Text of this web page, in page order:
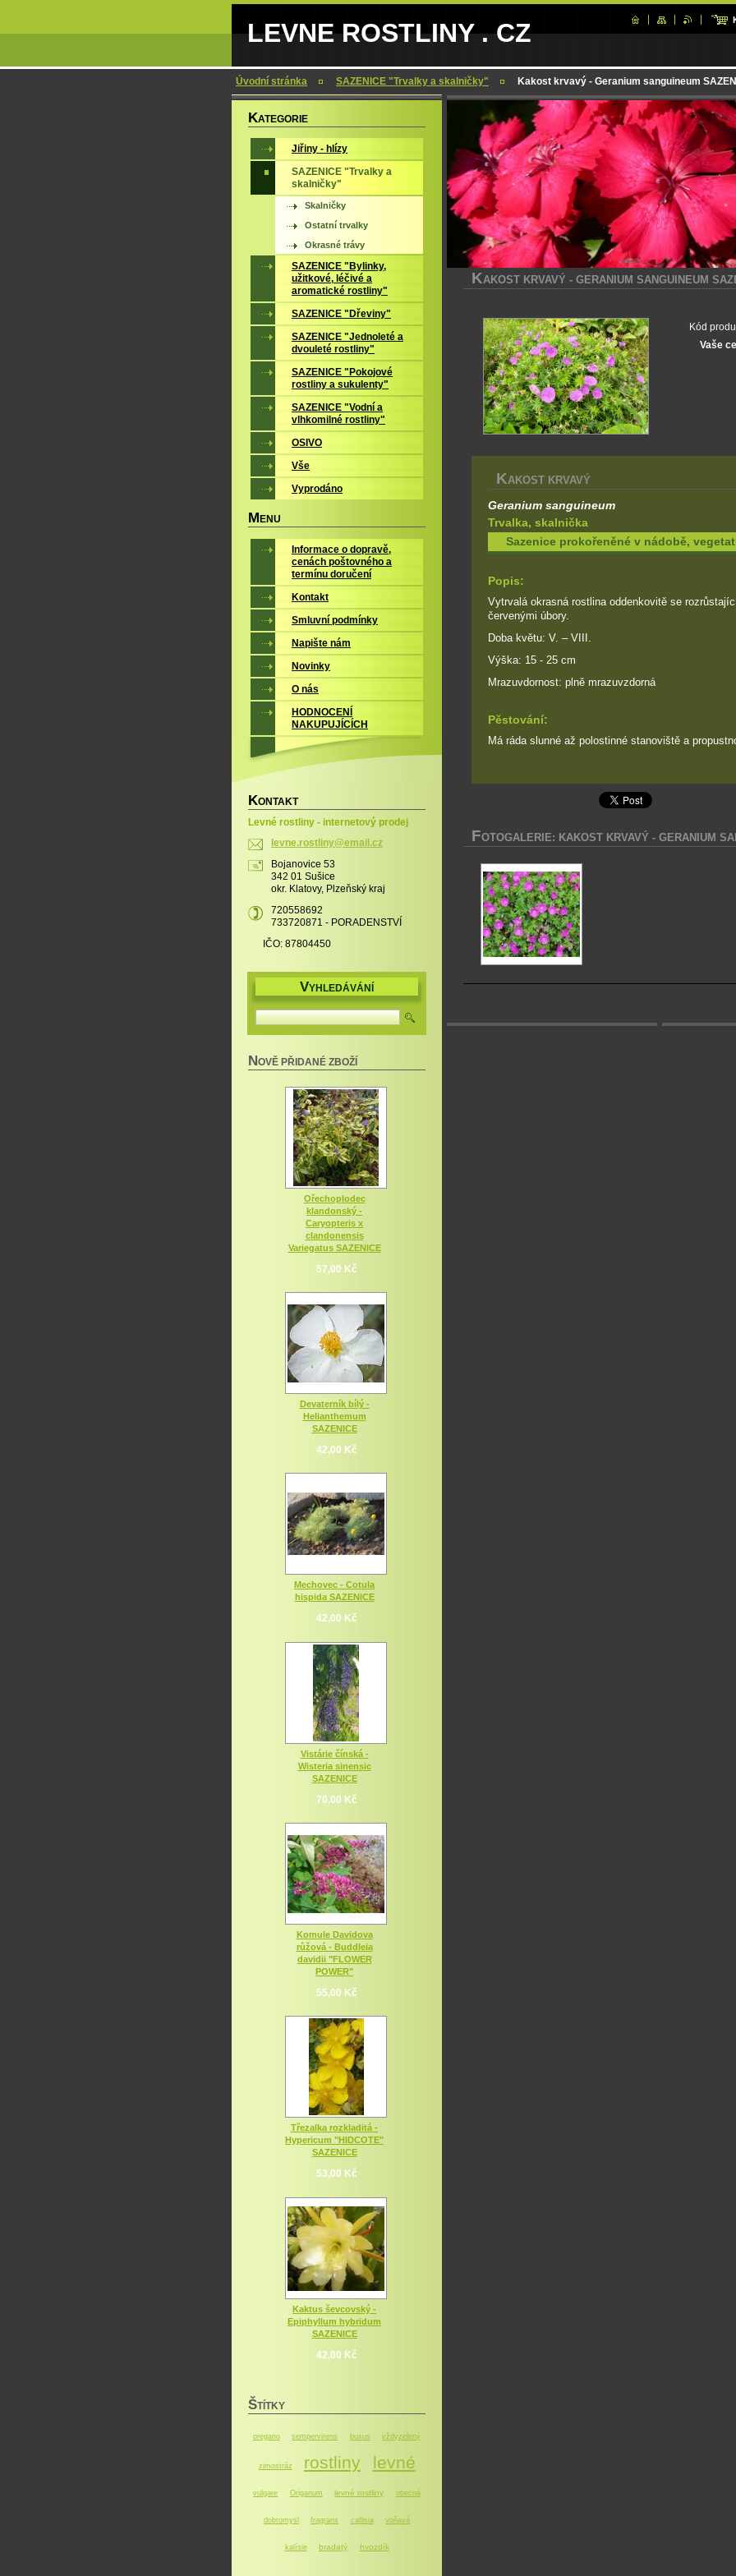
LEVNE ROSTLINY . CZ
Úvodní stránka SAZENICE "Trvalky a skalničky" Kakost krvavý - Geranium sanguineum
KAKOST KRVAVÝ - GERANIUM SANGUINEUM
Kód
Vaše
KAKOST KRVAVÝ
Geranium sanguineum
Trvalka, skalnička
Sazenice prokořeněné v nádobě,
Popis:
Vytrvalá okrasná rostlina oddenkovitě se
červenými úbory.
Doba květu: V. – VIII.
Výška: 15 - 25 cm
Mrazuvdornost: plně mrazuvzdorná
Pěstování:
Má ráda slunné až polostinné stanoviště a
FOTOGALERIE: KAKOST KRVAVÝ - GERANIUM
KATEGORIE
Jiřiny - hlízy
SAZENICE "Trvalky a
skalničky"
Skalničky
Ostatní trvalky
Okrasné trávy
SAZENICE "Bylinky,
užitkové, léčivé a
aromatické rostliny"
SAZENICE "Dřeviny"
SAZENICE "Jednoleté a
dvouleté rostliny"
SAZENICE "Pokojové
rostliny a sukulenty"
SAZENICE "Vodní a
vlhkomilné rostliny"
OSIVO
Vše
Vyprodáno
M ENU
Informace o dopravě,
cenách poštovného a
termínu doručení
Kontakt
Smluvní podmínky
Napište nám
Novinky
O nás
HODNOCENÍ
NAKUPUJÍCÍCH
KONTAKT
Levné rostliny - internetový prodej
levne.rostliny@email.cz
Bojanovice 53
342 01 Sušice
okr. Klatovy, Plzeňský kraj
720558692
733720871 - PORADENSTVÍ
IČO: 87804450
VYHLEDÁVÁNÍ
NOVĚ PŘIDANÉ ZBOŽÍ
Ořechoplodec
klandonský -
Caryopteris x
clandonensis
Variegatus SAZENICE
57,00 Kč
Devaterník bílý -
Helianthemum
SAZENICE
42,00 Kč
Mechovec - Cotula
hispida SAZENICE
42,00 Kč
Vistárie čínská -
Wisteria sinensic
SAZENICE
70,00 Kč
Komule Davidova
růžová - Buddleia
davidii "FLOWER
POWER"
55,00 Kč
Třezalka rozkladitá -
Hypericum "HIDCOTE"
SAZENICE
53,00 Kč
Kaktus ševcovský -
Epiphyllum hybridum
SAZENICE
42,00 Kč
ŠTÍTKY
oregano sempervirens buxus vždyzelený
zimostráz rostliny levné
vulgare Origanum levné rostliny obecná
dobromysl fragrans callisia voňavá
kalísie bradatý hvozdík